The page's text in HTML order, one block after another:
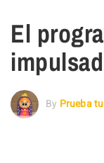
El
By Prueba